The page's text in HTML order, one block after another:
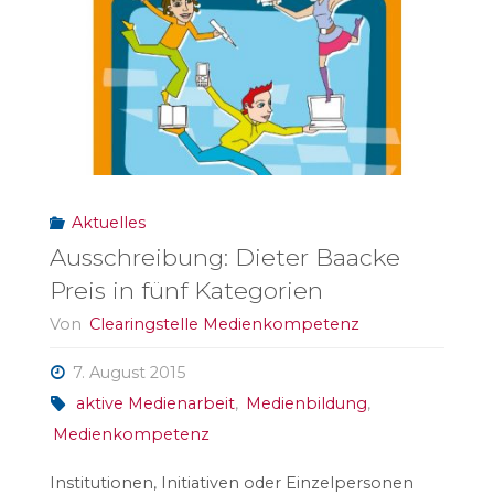
GrundschülerInnen"
Aktuelles
Ausschreibung: Dieter Baacke
Preis in fünf Kategorien
Von Clearingstelle Medienkompetenz
7. August 2015
aktive Medienarbeit, Medienbildung,
Medienkompetenz
Institutionen, Initiativen oder Einzelpersonen